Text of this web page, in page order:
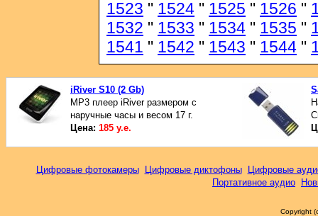
1523 " 1524 " 1525 " 1526 "
1532 " 1533 " 1534 " 1535 "
1541 " 1542 " 1543 " 1544 "
iRiver S10 (2 Gb)
MP3 плеер iRiver размером с
наручные часы и весом 17 г.
Цена: 185 у.е.
Цифровые фотокамеры Цифровые диктофоны
Цифровые
Портативное аудио
Copyright